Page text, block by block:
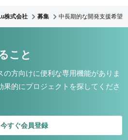
株式会社 募集 中長期的な開発支援希望
こと
の方向けに便利な専用機能がありま
果的にプロジェクトを探してくださ
今すぐ会員登録